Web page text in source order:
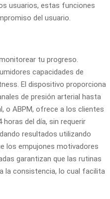
usuarios, estas funciones
del usuario.
tu progreso.
capacidades de
El dispositivo proporciona
de presión arterial hasta
o ABPM, ofrece a los clientes
del día, sin requerir
resultados utilizando
los empujones motivadores
garantizan que las rutinas
la consistencia, lo cual facilita